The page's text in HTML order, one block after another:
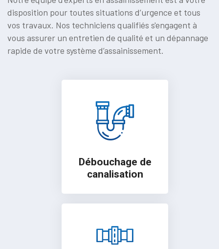
disposition pour toutes situations d’urgence et tous
vos travaux. Nos techniciens qualifiés s'engagent à
vous assurer un entretien de qualité et un dépannage
rapide de votre système d’assainissement.
Débouchage de
canalisation